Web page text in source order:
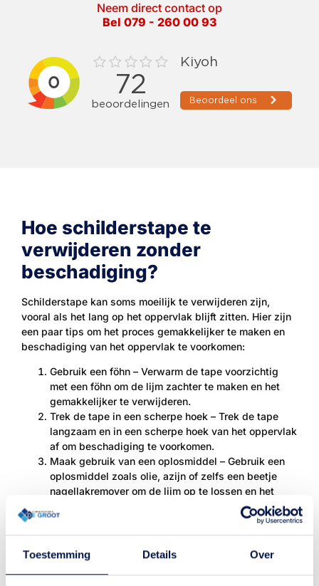
Toestemming Details Over
Neem direct contact op
Bel 079 - 260 00 93
Hoe schilderstape te
verwijderen zonder
beschadiging?
Schilderstape kan soms moeilijk te verwijderen zijn,
vooral als het lang op het oppervlak blijft zitten. Hier zijn
een paar tips om het proces gemakkelijker te maken en
beschadiging van het oppervlak te voorkomen:
Gebruik een föhn – Verwarm de tape voorzichtig
met een föhn om de lijm zachter te maken en het
gemakkelijker te verwijderen.
Trek de tape in een scherpe hoek – Trek de tape
langzaam en in een scherpe hoek van het oppervlak
af om beschadiging te voorkomen.
Maak gebruik van een oplosmiddel – Gebruik een
oplosmiddel zoals olie, azijn of zelfs een beetje
nagellakremover om de lijm op te lossen en het
gemakkelijker te maken om de tape te verwijderen.
Gebruik plakband – Plak een stuk plakband over de
schilderstape en trek het langzaam af om de tape
te verwijderen.